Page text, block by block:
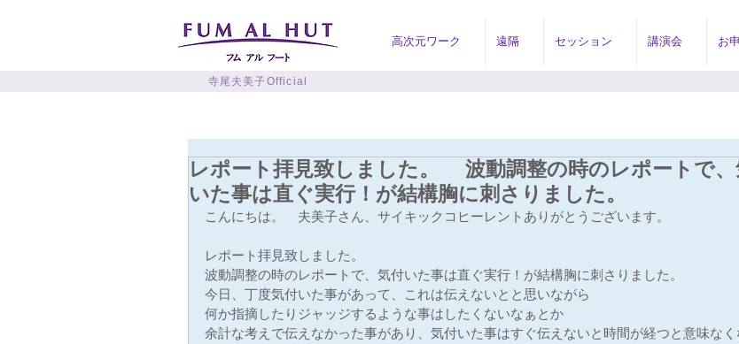
高次元ワーク 遠隔 セッション 講演会 お
寺尾夫美子Official
レポート拝見致しました。 波動調整の時のレポートで、
いた事は直ぐ実行！が結構胸に刺さりました。
こんにちは。　夫美子さん、サイキックコヒーレントありがとうございます。
レポート拝見致しました。
波動調整の時のレポートで、気付いた事は直ぐ実行！が結構胸に刺さりました。
今日、丁度気付いた事があって、これは伝えないとと思いながら
何か指摘したりジャッジするような事はしたくないなぁとか
余計な考えで伝えなかった事があり、気付いた事はすぐ伝えないと時間が経つと意味なく